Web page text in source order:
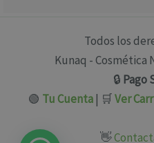
Todos los
Kunaq - Cosmética
🔒 Pago
🟢 Tu Cuenta| 🛒Ver
👋